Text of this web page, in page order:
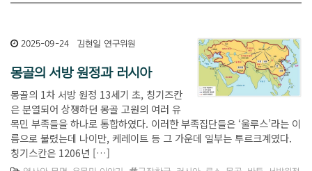
2025-09-24 김현일 연구위원
몽골의 서방 원정과 러시아
몽골의 1차 서방 원정 13세기 초, 칭기즈칸
은 분열되어 상쟁하던 몽골 고원의 여러 유
목민 부족들을 하나로 통합하였다. 이러한 부족집단들은 ‘울루스’라는 이
름으로 불렸는데 나이만, 케레이트 등 그 가운데 일부는 투르크계였다.
칭기스칸은 1206년 […]